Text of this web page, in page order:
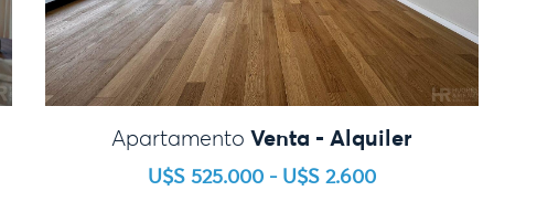
Apartamento Venta - Alquiler
U$S 525.000 - U$S 2.600